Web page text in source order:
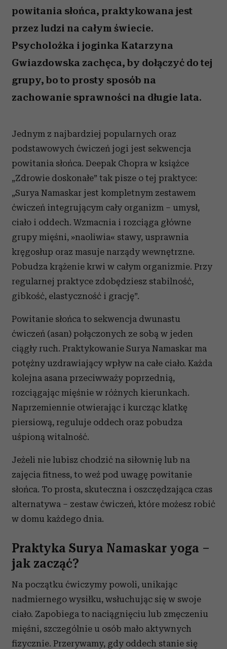
powitania słońca, praktykowana jest
przez ludzi na całym świecie.
Psycholożka i joginka Katarzyna
Gwiazdowska zachęca, by dołączyć do tej
grupy, bo to prosty sposób na
zachowanie sprawności na długie lata.
Jednym z najbardziej popularnych oraz
podstawowych ćwiczeń jogi jest sekwencja
powitania słońca. Deepak Chopra w książce
„Zdrowie doskonałe” tak pisze o tej praktyce:
„Surya Namaskar jest kompletnym zestawem
ćwiczeń integrującym cały organizm – umysł,
ciało i oddech. Wzmacnia i rozciąga główne
grupy mięśni, »naoliwia« stawy, usprawnia
kręgosłup oraz masuje narządy wewnętrzne.
Pobudza krążenie krwi w całym organizmie. Przy
regularnej praktyce zdobędziesz stabilność,
gibkość, elastyczność i grację”.
Powitanie słońca to sekwencja dwunastu
ćwiczeń (asan) połączonych ze sobą w jeden
ciągły ruch. Praktykowanie Surya Namaskar ma
potężny uzdrawiający wpływ na całe ciało. Każda
kolejna asana przeciwważy poprzednią,
rozciągając mięśnie w różnych kierunkach.
Naprzemiennie otwierając i kurcząc klatkę
piersiową, reguluje oddech oraz pobudza
uśpioną witalność.
Jeżeli nie lubisz chodzić na siłownię lub na
zajęcia fitness, to weź pod uwagę powitanie
słońca. To prosta, skuteczna i oszczędzająca czas
alternatywa – zestaw ćwiczeń, które możesz robić
w domu każdego dnia.
Praktyka Surya Namaskar yoga –
jak zacząć?
Na początku ćwiczymy powoli, unikając
nadmiernego wysiłku, wsłuchując się w swoje
ciało. Zapobiega to naciągnięciu lub zmęczeniu
mięśni, szczególnie u osób mało aktywnych
fizycznie. Przerywamy, gdy oddech stanie się